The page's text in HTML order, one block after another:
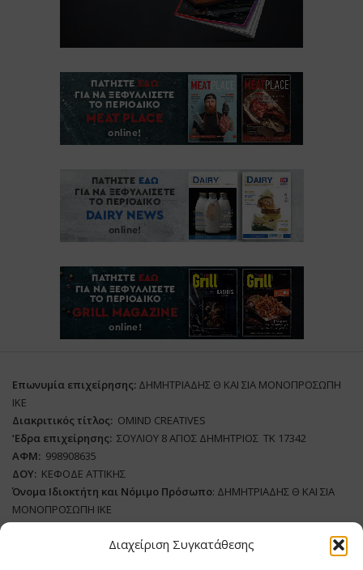
Διαχείριση Συγκατάθεσης
Επωνυμία επιχείρησης: ΔΗΜΗΤΡΙΑΔΗΣ Θ ΚΑΙ ΣΙΑ ΜΟΝΟΠΡΟΣΩΠΗ
ΙΚΕ
Διακριτικός τίτλος: ΟΜΙΝD CREATIVES
‘Eδρα επιχείρησης: ΣΟΥΛΙΟΥ 8 ΑΓΙΟΣ ΔΗΜΗΤΡΙΟΣ ΤΚ 17342
ΑΦΜ: 998908635
ΔΟΥ: ΚΕΦΟΔΕ ΑΤΤΙΚΗΣ
Όνομα Ιδιοκτήτη και Νόμιμο Πρόσωπο: ΔΗΜΗΤΡΙΑΔΗΣ Θ ΚΑΙ ΣΙΑ
ΜΟΝΟΠΡΟΣΩΠΗ ΙΚΕ
Διευθυντής Σύνταξης:ΑΘΑΝΑΣΙΟΣ ΑΝΤΩΝΙΟΥ